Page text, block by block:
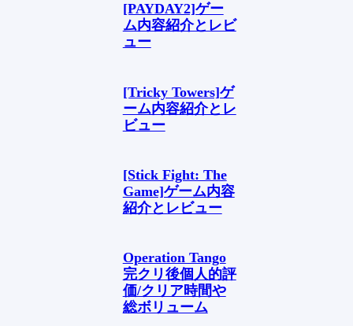
[PAYDAY2]ゲー
ム内容紹介とレビ
ュー
[Tricky Towers]ゲ
ーム内容紹介とレ
ビュー
[Stick Fight: The
Game]ゲーム内容
紹介とレビュー
Operation Tango
完クリ後個人的評
価/クリア時間や
総ボリューム